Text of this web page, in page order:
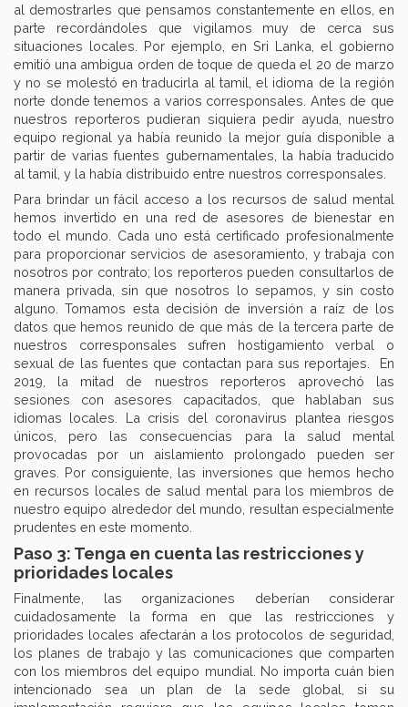
al demostrarles que pensamos constantemente en ellos, en
parte recordándoles que vigilamos muy de cerca sus
situaciones locales. Por ejemplo, en Sri Lanka, el gobierno
emitió una ambigua orden de toque de queda el 20 de marzo
y no se molestó en traducirla al tamil, el idioma de la región
norte donde tenemos a varios corresponsales. Antes de que
nuestros reporteros pudieran siquiera pedir ayuda, nuestro
equipo regional ya había reunido la mejor guía disponible a
partir de varias fuentes gubernamentales, la había traducido
al tamil, y la había distribuido entre nuestros corresponsales.
Para brindar un fácil acceso a los recursos de salud mental
hemos invertido en una red de asesores de bienestar en
todo el mundo. Cada uno está certificado profesionalmente
para proporcionar servicios de asesoramiento, y trabaja con
nosotros por contrato; los reporteros pueden consultarlos de
manera privada, sin que nosotros lo sepamos, y sin costo
alguno. Tomamos esta decisión de inversión a raíz de los
datos que hemos reunido de que más de la tercera parte de
nuestros corresponsales sufren hostigamiento verbal o
sexual de las fuentes que contactan para sus reportajes. En
2019, la mitad de nuestros reporteros aprovechó las
sesiones con asesores capacitados, que hablaban sus
idiomas locales. La crisis del coronavirus plantea riesgos
únicos, pero las consecuencias para la salud mental
provocadas por un aislamiento prolongado pueden ser
graves. Por consiguiente, las inversiones que hemos hecho
en recursos locales de salud mental para los miembros de
nuestro equipo alrededor del mundo, resultan especialmente
prudentes en este momento.
Paso 3: Tenga en cuenta las restricciones y
prioridades locales
Finalmente, las organizaciones deberían considerar
cuidadosamente la forma en que las restricciones y
prioridades locales afectarán a los protocolos de seguridad,
los planes de trabajo y las comunicaciones que comparten
con los miembros del equipo mundial. No importa cuán bien
intencionado sea un plan de la sede global, si su